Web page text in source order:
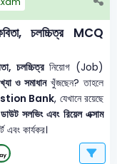
চলচ্চিত্র MCQ
চলচ্চিত্রনিয়োগ (Job)
ও সমাধানখুঁজছেন? তাহলে
Bank, যেখানে রয়েছে
সলভিং এবং রিয়েল এক্সাম
কার্যকর।